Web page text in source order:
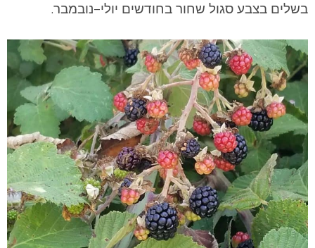
בשלים בצבע סגול שחור בחודשים יולי–נובמבר.